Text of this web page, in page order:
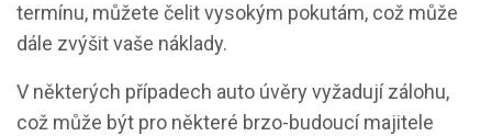
termínu, můžete čelit vysokým pokutám, což může
dále zvýšit vaše náklady.
V některých případech auto úvěry vyžadují zálohu,
což může být pro některé brzo-budoucí majitele